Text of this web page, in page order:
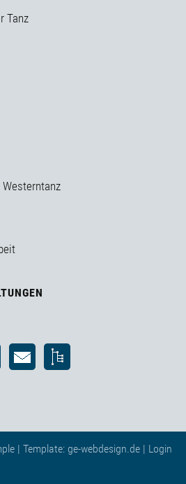
Tanz
| Template: ge-webdesign.de | Login